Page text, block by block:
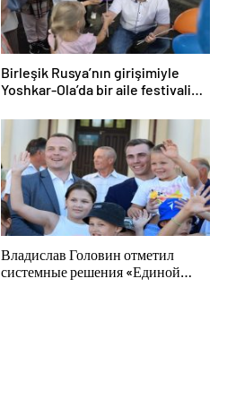
Birleşik Rusya’nın girişimiyle
Yoshkar-Ola’da bir aile festivali
Владислав Головин отметил
системные решения «Единой